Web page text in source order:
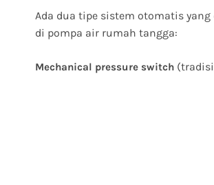
Ada dua tipe sistem otomatis
di pompa air rumah tangga:
Mechanical pressure switch